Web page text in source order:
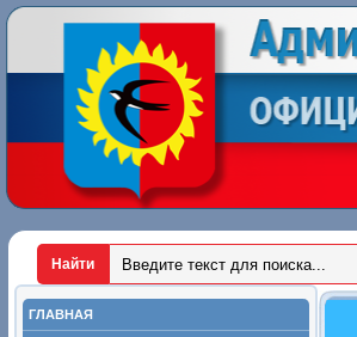
ГЛАВНАЯ